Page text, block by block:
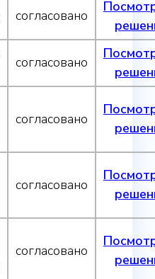
согласовано
согласовано
согласовано
согласовано
согласовано